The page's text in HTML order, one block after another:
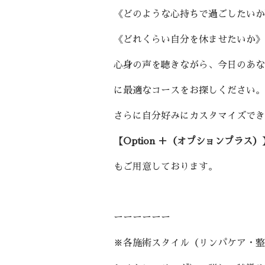
《どのような心持ちで過ごしたいか
《どれくらい自分を休ませたいか》
心身の声を聴きながら、今日のあ
に最適なコースをお探しください。
さらに自分好みにカスタマイズで
【Option ＋（オプションプラス）
もご用意しております。
ーーーーーー
※各施術スタイル（リンパケア・